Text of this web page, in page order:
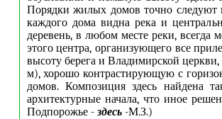
Порядки жилых домов точно следуют
каждого дома видна река и
деревень, в любом месте реки, всегда
этого центра, организующего все
высоту берега и Владимирской
м), хорошо контрастирующую с
домов. Композиция здесь найдена
архитектурные начала, что иное
Подпорожье -здесь-М.З.)